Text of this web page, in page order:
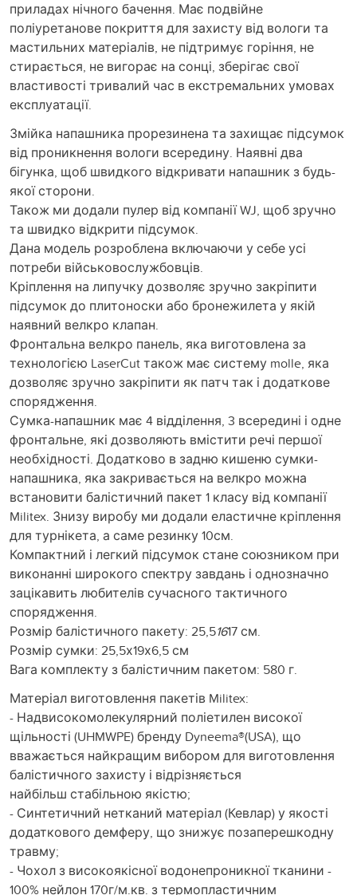
приладах нічного бачення. Має подвійне
поліуретанове покриття для захисту від вологи та
мастильних матеріалів, не підтримує горіння, не
стирається, не вигорає на сонці, зберігає свої
властивості тривалий час в екстремальних умовах
експлуатації.
Змійка напашника прорезинена та захищає підсумок
від проникнення вологи всередину. Наявні два
бігунка, щоб швидкого відкривати напашник з будь-
якої сторони.
Також ми додали пулер від компанії WJ, щоб зручно
та швидко відкрити підсумок.
Дана модель розроблена включаючи у себе усі
потреби військовослужбовців.
Кріплення на липучку дозволяє зручно закріпити
підсумок до плитоноски або бронежилета у якій
наявний велкро клапан.
Фронтальна велкро панель, яка виготовлена за
технологією LaserCut також має систему molle, яка
дозволяє зручно закріпити як патч так і додаткове
спорядження.
Сумка-напашник має 4 відділення, 3 всередині і одне
фронтальне, які дозволяють вмістити речі першої
необхідності. Додатково в задню кишеню сумки-
напашника, яка закривається на велкро можна
встановити балістичний пакет 1 класу від компанії
Militex. Знизу виробу ми додали еластичне кріплення
для турнікета, а саме резинку 10см.
Компактний і легкий підсумок стане союзником при
виконанні широкого спектру завдань і однозначно
зацікавить любителів сучасного тактичного
спорядження.
Розмір балістичного пакету: 25,51617 см.
Розмір сумки: 25,5х19х6,5 см
Вага комплекту з балістичним пакетом: 580 г.
Матеріал виготовлення пакетів Militex:
- Надвисокомолекулярний поліетилен високої
щільності (UHMWPE) бренду Dyneema®️(USA), що
вважається найкращим вибором для виготовлення
балістичного захисту і відрізняється
найбільш стабільною якістю;
- Синтетичний нетканий матеріал (Кевлар) у якості
додаткового демферу, що знижує позаперешкодну
травму;
- Чохол з високоякісної водонепроникної тканини -
100% нейлон 170г/м.кв. з термопластичним